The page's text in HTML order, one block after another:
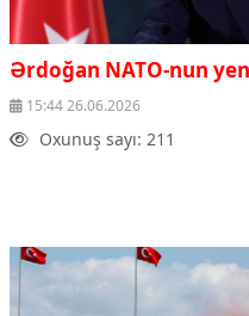
Ərdoğan NATO-nun
15:44 26.06.2026
Oxunuş sayı: 211